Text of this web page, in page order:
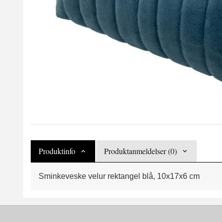
Produktinfo Produktanmeldelser (0)
Sminkeveske velur rektangel blå, 10x17x6 cm